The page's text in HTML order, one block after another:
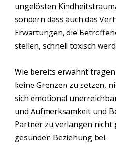
ungelösten
sondern dass auch das
Erwartungen, die
stellen, schnell toxisch
Wie bereits erwähnt
keine Grenzen zu setzen,
sich emotional
und Aufmerksamkeit und
Partner zu verlangen nicht
gesunden Beziehung bei.